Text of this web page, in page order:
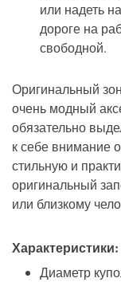
или надеть
дороге на
свободной.
Оригинальный
очень модный
обязательно
к себе внимание
стильную и
оригинальный
или близкому
Характеристики:
Диаметр